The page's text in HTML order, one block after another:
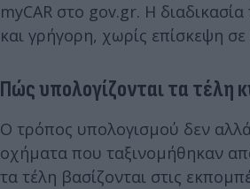
myCAR στο gov.gr. Η
και γρήγορη, χωρίς επίσκεψη
Πώς υπολογίζονται τα τέλη
Ο τρόπος υπολογισμού δεν
οχήματα που ταξινομήθηκαν
τα τέλη βασίζονται στις